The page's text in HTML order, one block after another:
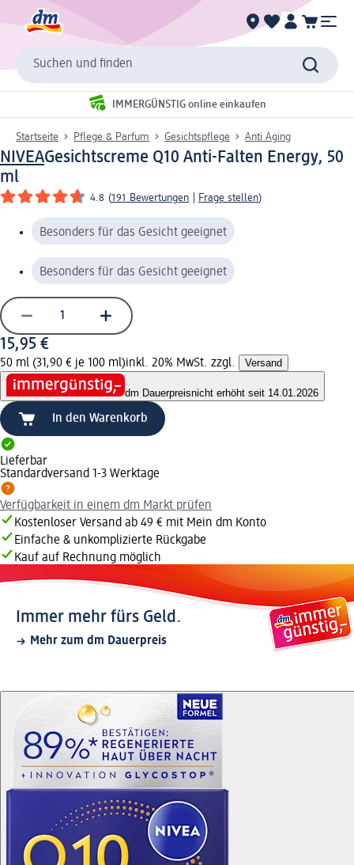
Suchen und finden
IMMERGÜNSTIG online einkaufen
Startseite Pflege & Parfum Gesichtspflege Anti Aging
NIVEAGesichtscreme Q10 Anti-Falten Energy, 50
ml
4.8 (191 Bewertungen Frage stellen)
Besonders für das Gesicht geeignet
Besonders für das Gesicht geeignet
15,95 €
50 ml (31,90 € je 100 ml)inkl. 20% MwSt. zzgl. Versand
dm Dauerpreisnicht erhöht seit 14.01.2026
In den Warenkorb
Lieferbar
Standardversand 1-3 Werktage
Verfügbarkeit in einem dm Markt prüfen
Kostenloser Versand ab 49 € mit Mein dm Konto
Einfache & unkomplizierte Rückgabe
Kauf auf Rechnung möglich
Immer mehr fürs Geld.
Mehr zum dm Dauerpreis